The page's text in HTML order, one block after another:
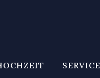
SERVICE